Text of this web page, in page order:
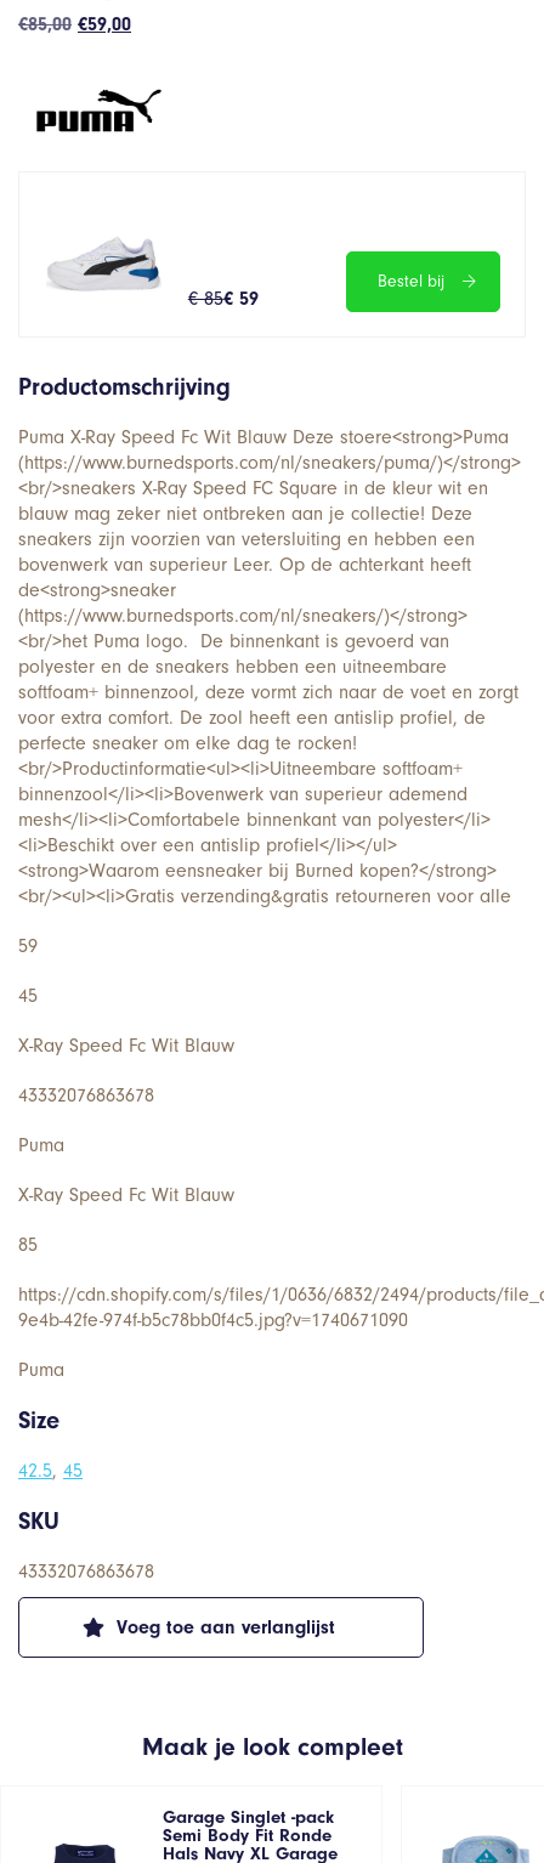
€85,00 Oorspronkelijke
€85,00.
€59,00Huidige
€59,00.
€ 85€ 59
Bestel bij
Voeg toe aan verlanglijst
Productomschrijving
Puma X-Ray Speed Fc Wit Blauw Deze stoere<strong>Puma
(https://www.burnedsports.com/nl/sneakers/puma/)</strong>
<br/>sneakers X-Ray Speed FC Square in de kleur wit en
blauw mag zeker niet ontbreken aan je collectie! Deze
sneakers zijn voorzien van vetersluiting en hebben een
bovenwerk van superieur Leer. Op de achterkant heeft
de<strong>sneaker
(https://www.burnedsports.com/nl/sneakers/)</strong>
<br/>het Puma logo. De binnenkant is gevoerd van
polyester en de sneakers hebben een uitneembare
softfoam+ binnenzool, deze vormt zich naar de voet en zorgt
voor extra comfort. De zool heeft een antislip profiel, de
perfecte sneaker om elke dag te rocken!
<br/>Productinformatie<ul><li>Uitneembare softfoam+
binnenzool</li><li>Bovenwerk van superieur ademend
mesh</li><li>Comfortabele binnenkant van polyester</li>
<li>Beschikt over een antislip profiel</li></ul>
<strong>Waarom een​​sneaker bij Burned kopen?</strong>
<br/><ul><li>Gratis verzending&gratis retourneren voor alle
59
45
X-Ray Speed Fc Wit Blauw
43332076863678
Puma
X-Ray Speed Fc Wit Blauw
85
https://cdn.shopify.com/s/files/1/0636/6832/2494/products/
9e4b-42fe-974f-b5c78bb0f4c5.jpg?v=1740671090
Puma
Size
42.5, 45
SKU
43332076863678
Maak je look compleet
Garage Singlet -pack
Semi Body Fit Ronde
Hals Navy XL Garage